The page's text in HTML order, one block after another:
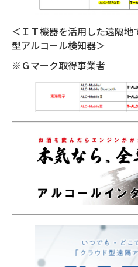
＜ＩＴ機器を活用した遠隔
型アルコール検知器＞
※Ｇマーク取得事業者